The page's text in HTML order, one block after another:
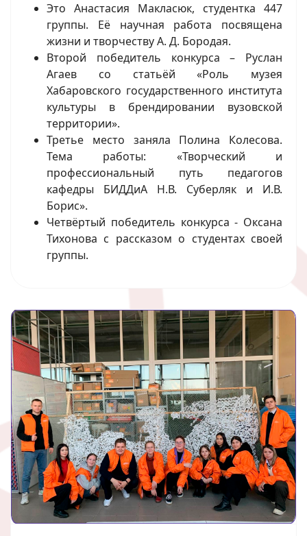
Это Анастасия Макласюк, студентка 447
группы. Её научная работа посвящена
жизни и творчеству А. Д. Бородая.
Второй победитель конкурса – Руслан
Агаев со статьёй «Роль музея
Хабаровского государственного института
культуры в брендировании вузовской
территории».
Третье место заняла Полина Колесова.
Тема работы: «Творческий и
профессиональный путь педагогов
кафедры БИДДиА Н.В. Суберляк и И.В.
Борис».
Четвёртый победитель конкурса - Оксана
Тихонова с рассказом о студентах своей
группы.